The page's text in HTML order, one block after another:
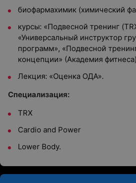
биофармахимик (химический
курсы: «Подвесной тренинг
«Универсальный инструктор
программ», «Подвесной
концепции» (Академия фитнеса)
Лекция: «Оценка ОДА».
Специализация:
TRX
Cardio and Power
Lower Body.